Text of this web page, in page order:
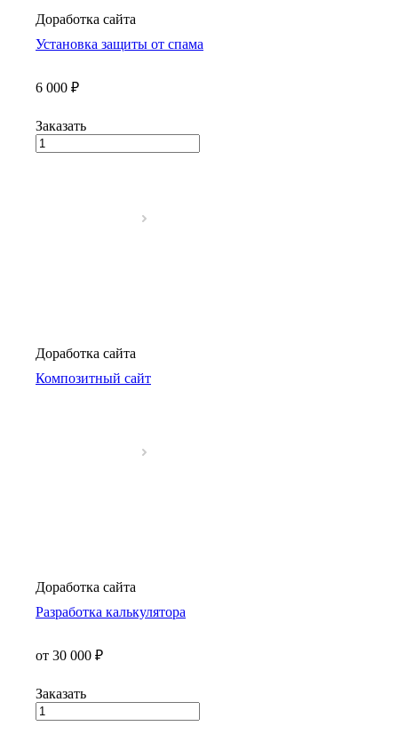
Доработка сайта
Установка защиты от спама
6 000 ₽
Заказать
Доработка сайта
Композитный сайт
Доработка сайта
Разработка калькулятора
от 30 000 ₽
Заказать